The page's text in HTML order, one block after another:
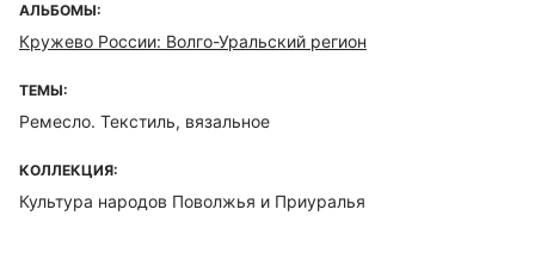
АЛЬБОМЫ:
Кружево России: Волго-Уральский регион
ТЕМЫ:
Ремесло. Текстиль, вязальное
КОЛЛЕКЦИЯ:
Культура народов Поволжья и Приуралья